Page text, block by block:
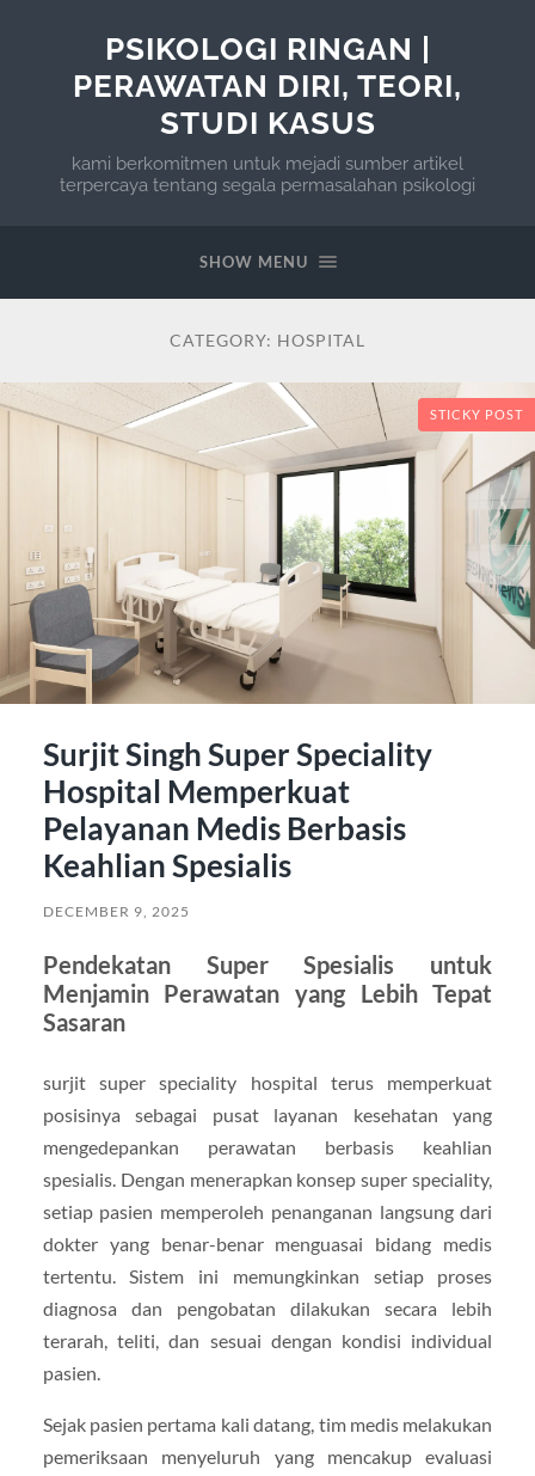
PSIKOLOGI RINGAN |
PERAWATAN DIRI, TEORI,
STUDI KASUS
kami berkomitmen untuk mejadi sumber artikel
terpercaya tentang segala permasalahan psikologi
SHOW MENU
CATEGORY: HOSPITAL
STICKY POST
Surjit Singh Super Speciality
Hospital Memperkuat
Pelayanan Medis Berbasis
Keahlian Spesialis
DECEMBER 9, 2025
Pendekatan Super Spesialis untuk
Menjamin Perawatan yang Lebih Tepat
Sasaran
surjit super speciality hospital terus memperkuat
posisinya sebagai pusat layanan kesehatan yang
mengedepankan perawatan berbasis keahlian
spesialis. Dengan menerapkan konsep super speciality,
setiap pasien memperoleh penanganan langsung dari
dokter yang benar-benar menguasai bidang medis
tertentu. Sistem ini memungkinkan setiap proses
diagnosa dan pengobatan dilakukan secara lebih
terarah, teliti, dan sesuai dengan kondisi individual
pasien.
Sejak pasien pertama kali datang, tim medis melakukan
pemeriksaan menyeluruh yang mencakup evaluasi